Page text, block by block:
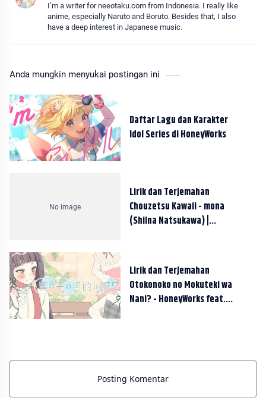
I’m a writer for neeotaku.com from Indonesia. I really like
anime, especially Naruto and Boruto. Besides that, I also
have a deep interest in Japanese music.
Anda mungkin menyukai postingan ini
Daftar Lagu dan Karakter
Idol Series di HoneyWorks
Lirik dan Terjemahan
Chouzetsu Kawaii - mona
(Shiina Natsukawa) |
Lirik dan Terjemahan
Otokonoko no Mokuteki wa
Nani? - HoneyWorks feat.
Posting Komentar